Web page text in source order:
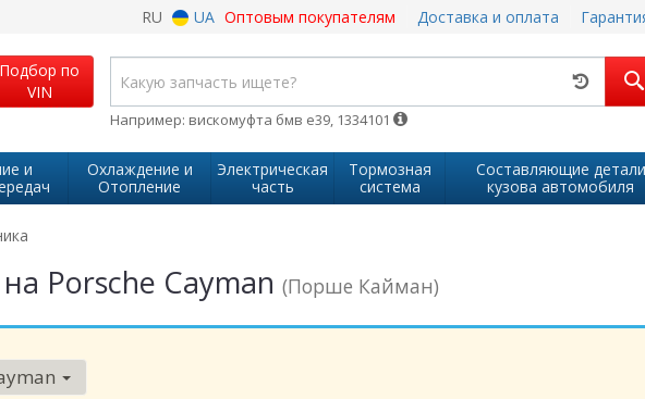
RU UA Оптовым покупателям Доставка и оплата
Подбор по
VIN
Например: вискомуфта бмв е39, 1334101
и
Охлаждение и
Отопление
Электрическая
часть
Тормозная
система
Составляющие детали
кузова автомобиля
Porsche Cayman (Порше Кайман)